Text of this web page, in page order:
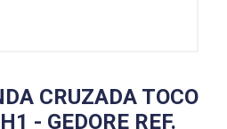
CRUZADA TOCO
- GEDORE REF.